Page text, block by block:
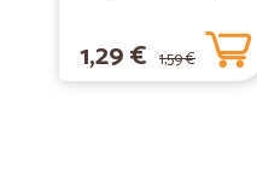
1,29 € 1,59 €